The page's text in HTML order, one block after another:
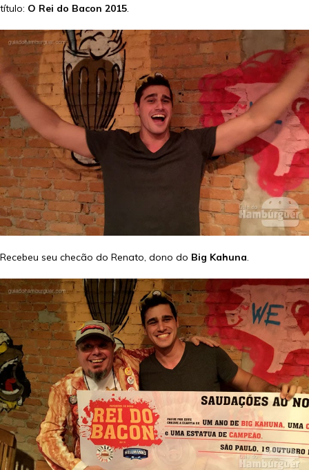
título: O Rei do Bacon 2015.
Recebeu seu checão do Renato, dono do Big Kahuna.